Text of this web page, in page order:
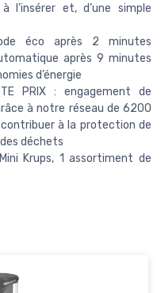
l’insérer et, d’une simple
éco après 2 minutes
après 9 minutes
d’énergie
PRIX : engagement de
à notre réseau de 6200
à la protection de
déchets
Krups, 1 assortiment de